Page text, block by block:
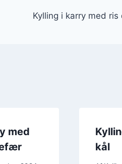
Kylling i karry med
med
kål